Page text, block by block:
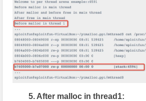
5. After malloc in thread1: